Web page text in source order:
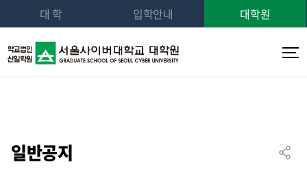
대 학 입학안내 대학원
일반공지